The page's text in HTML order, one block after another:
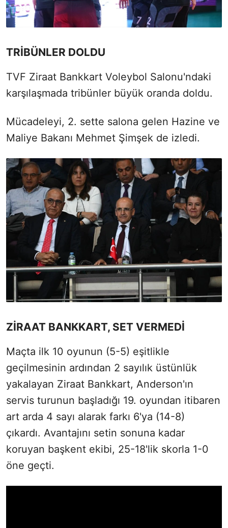
TRİBÜNLER DOLDU
TVF Ziraat Bankkart Voleybol Salonu'ndaki
karşılaşmada tribünler büyük oranda doldu.
Mücadeleyi, 2. sette salona gelen Hazine ve
Maliye Bakanı Mehmet Şimşek de izledi.
ZİRAAT BANKKART, SET VERMEDİ
Maçta ilk 10 oyunun (5-5) eşitlikle
geçilmesinin ardından 2 sayılık üstünlük
yakalayan Ziraat Bankkart, Anderson'ın
servis turunun başladığı 19. oyundan itibaren
art arda 4 sayı alarak farkı 6'ya (14-8)
çıkardı. Avantajını setin sonuna kadar
koruyan başkent ekibi, 25-18'lik skorla 1-0
öne geçti.